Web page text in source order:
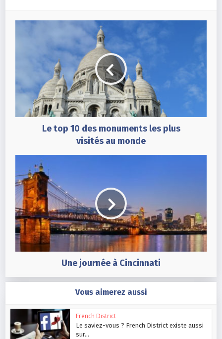
Le top 10 des monuments les plus
visités au monde
Une journée à Cincinnati
Vous aimerez aussi
French District
Le saviez-vous ? French District existe aussi
sur...